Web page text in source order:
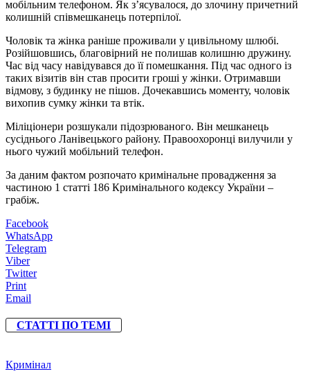
мобільним телефоном. Як з’ясувалося, до злочину причетний
колишній співмешканець потерпілої.
Чоловік та жінка раніше проживали у цивільному шлюбі.
Розійшовшись, благовірний не полишав колишню дружину.
Час від часу навідувався до її помешкання. Під час одного із
таких візитів він став просити гроші у жінки. Отримавши
відмову, з будинку не пішов. Дочекавшись моменту, чоловік
вихопив сумку жінки та втік.
Міліціонери розшукали підозрюваного. Він мешканець
сусіднього Ланівецького району. Правоохоронці вилучили у
нього чужий мобільний телефон.
За даним фактом розпочато кримінальне провадження за
частиною 1 статті 186 Кримінального кодексу України –
грабіж.
Facebook
WhatsApp
Telegram
Viber
Twitter
Print
Email
СТАТТІ ПО ТЕМІ
Кримінал